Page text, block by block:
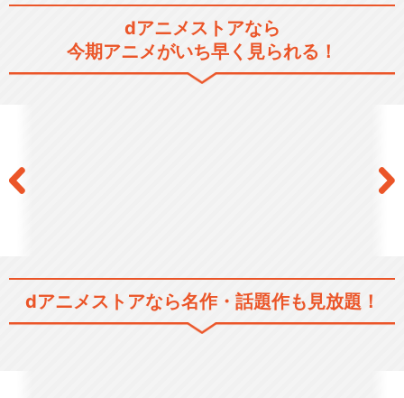
イナズマイレブン フットボー
ルフロンティア編
dアニメストアなら
今期アニメがいち早く見られる！
dアニメストアなら名作・話題作も見放題！